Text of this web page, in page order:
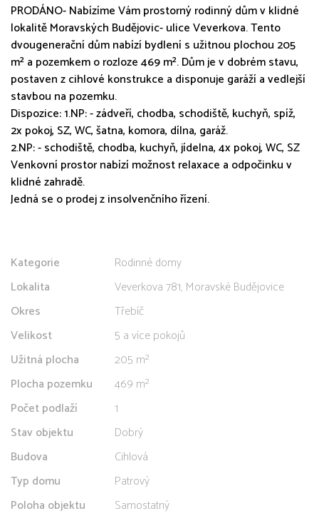
PRODÁNO- Nabízíme Vám prostorný rodinný dům v klidné
lokalitě Moravských Budějovic- ulice Veverkova. Tento
dvougenerační dům nabízí bydlení s užitnou plochou 205
m² a pozemkem o rozloze 469 m². Dům je v dobrém stavu,
postaven z cihlové konstrukce a disponuje garáží a vedlejší
stavbou na pozemku.
Dispozice: 1.NP: - zádveří, chodba, schodiště, kuchyň, spíž,
2x pokoj, SZ, WC, šatna, komora, dílna, garáž.
2.NP: - schodiště, chodba, kuchyň, jídelna, 4x pokoj, WC, SZ
Venkovní prostor nabízí možnost relaxace a odpočinku v
klidné zahradě.
Jedná se o prodej z insolvenčního řízení.
Kategorie
Rodinné domy
Lokalita
Veverkova 781, Moravské Budějovice
Okres
Třebíč
Velikost
5 a více pokojů
Užitná plocha
205 m²
Plocha pozemku
469 m²
Počet podlaží
1
Stav objektu
Dobrý
Budova
Cihlová
Typ domu
Patrový
Poloha objektu
Samostatný